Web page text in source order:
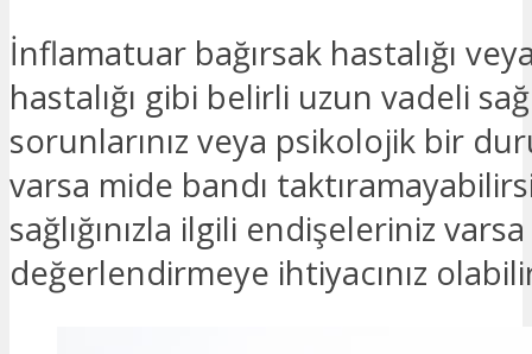
İnflamatuar bağırsak hastalığı
hastalığı gibi belirli uzun vadeli
sorunlarınız veya psikolojik bir
varsa mide bandı
sağlığınızla ilgili endişeleriniz
değerlendirmeye ihtiyacınız